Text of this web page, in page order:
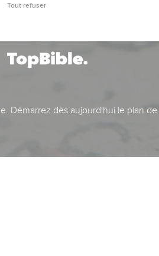
Démarrez dès aujourd'hui le plan
Tout refuser